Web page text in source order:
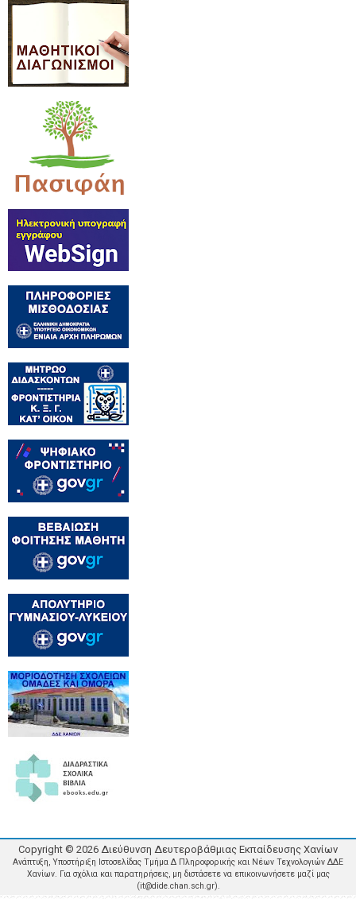
Copyright © 2026 Διεύθυνση Δευτεροβάθμιας Εκπαίδευσης Χανίων
Ανάπτυξη, Υποστήριξη Ιστοσελίδας Τμήμα Δ Πληροφορικής και Νέων Τεχνολογιών ΔΔΕ
Χανίων. Για σχόλια και παρατηρήσεις, μη διστάσετε να επικοινωνήσετε μαζί μας
(it@dide.chan.sch.gr).